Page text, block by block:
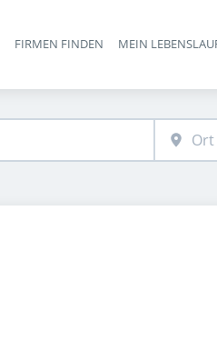
FIRMEN FINDEN MEIN